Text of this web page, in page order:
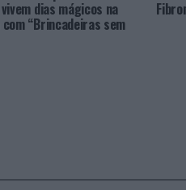
dias mágicos na
“Brincadeiras sem